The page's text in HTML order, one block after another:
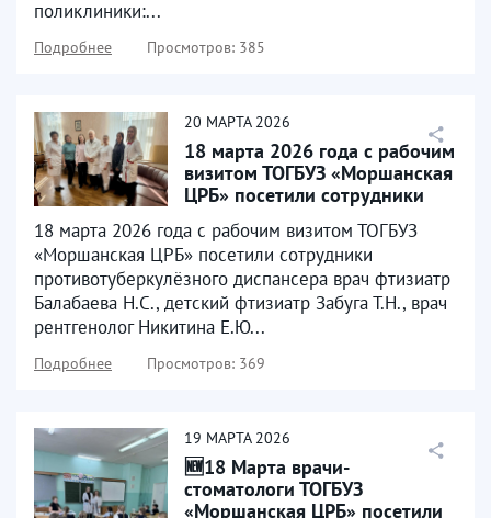
поликлиники:...
Подробнее Просмотров: 385
20 МАРТА 2026
18 марта 2026 года с рабочим
визитом ТОГБУЗ «Моршанская
ЦРБ» посетили сотрудники
противотуберкулёзного...
18 марта 2026 года с рабочим визитом ТОГБУЗ
«Моршанская ЦРБ» посетили сотрудники
противотуберкулёзного диспансера врач фтизиатр
Балабаева Н.С., детский фтизиатр Забуга Т.Н., врач
рентгенолог Никитина Е.Ю...
Подробнее Просмотров: 369
19 МАРТА 2026
🆕18 Марта врачи-
стоматологи ТОГБУЗ
«Моршанская ЦРБ» посетили